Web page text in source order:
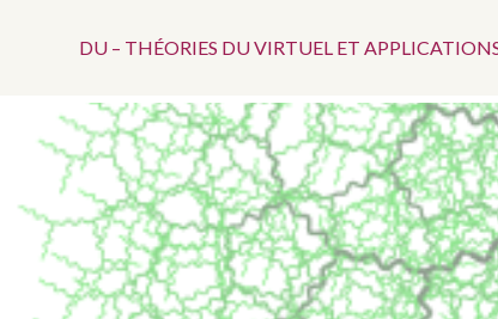
Top
DU – THÉORIES DU VIRTUEL ET